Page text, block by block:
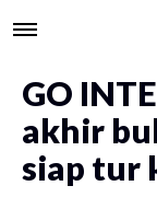
GO
akhir
siap tur